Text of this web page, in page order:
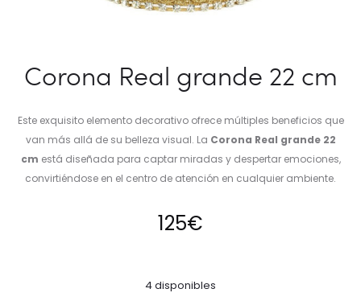
Corona Real grande 22 cm
Este exquisito elemento decorativo ofrece múltiples beneficios que
van más allá de su belleza visual. La Corona Real grande 22
cm está diseñada para captar miradas y despertar emociones,
convirtiéndose en el centro de atención en cualquier ambiente.
125€
4 disponibles